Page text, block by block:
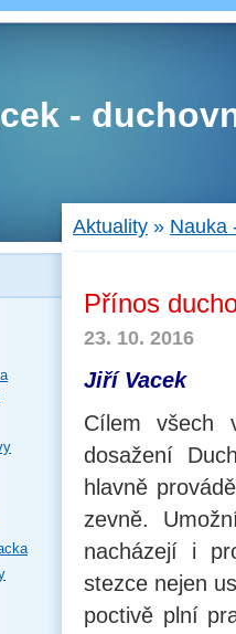
-
Aktuality » Nauka
Přínos
23. 10. 2016
Jiří Vacek
Cílem všech
dosažení
hlavně
zevně.
nacházejí i
stezce nejen
poctivě plní